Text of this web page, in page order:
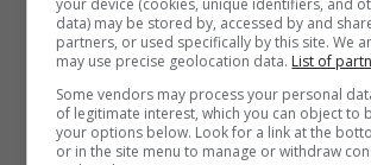
data) may be stored by, accessed by and
partners, or used specifically by this site. We
may use precise geolocation data. List of
Some vendors may process your personal
of legitimate interest, which you can object to
your options below. Look for a link at the
or in the site menu to manage or withdraw